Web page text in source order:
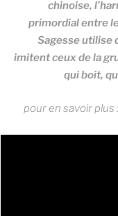
chinoise,
primordial entre le
Sagesse utilise
imitent ceux de la
qui boit,
pour en savoir plus